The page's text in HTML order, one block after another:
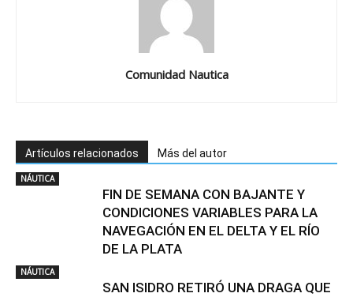
Comunidad Nautica
Artículos relacionados Más del autor
NÁUTICA
FIN DE SEMANA CON BAJANTE Y
CONDICIONES VARIABLES PARA LA
NAVEGACIÓN EN EL DELTA Y EL RÍO
DE LA PLATA
NÁUTICA
SAN ISIDRO RETIRÓ UNA DRAGA QUE